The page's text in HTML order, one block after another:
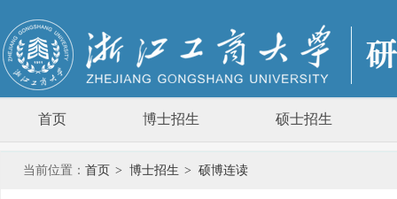
首页 博士招生 硕士招生
当前位置： 首页 > 博士招生 > 硕博连读